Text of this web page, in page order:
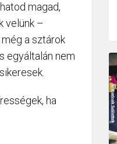
magad,
velünk –
a sztárok
egyáltalán nem
ha